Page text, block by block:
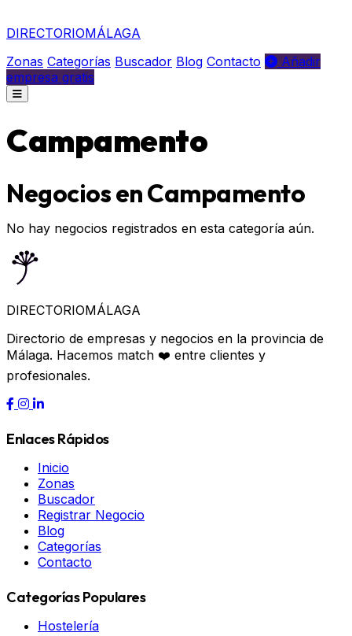
DIRECTORIOMÁLAGA
Zonas Categorías Buscador Blog Contacto
Añadir
empresa gratis
Campamento
Negocios en Campamento
No hay negocios registrados en esta categoría aún.
DIRECTORIOMÁLAGA
Directorio de empresas y negocios en la provincia de
Málaga. Hacemos match ❤️ entre clientes y
profesionales.
Enlaces Rápidos
Inicio
Zonas
Buscador
Registrar Negocio
Blog
Categorías
Contacto
Categorías Populares
Hostelería